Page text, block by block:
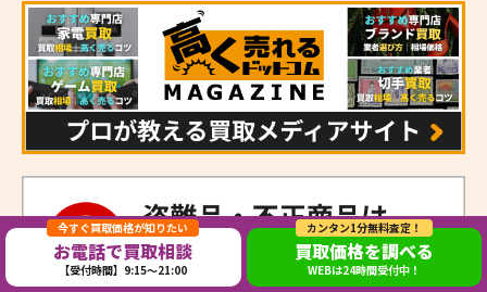
今すぐ買取価格が知りたい
お電話で買取相談
【受付時間】9:15～21:00
カンタン1分無料査定！
買取価格を調べる
WEBは24時間受付中！